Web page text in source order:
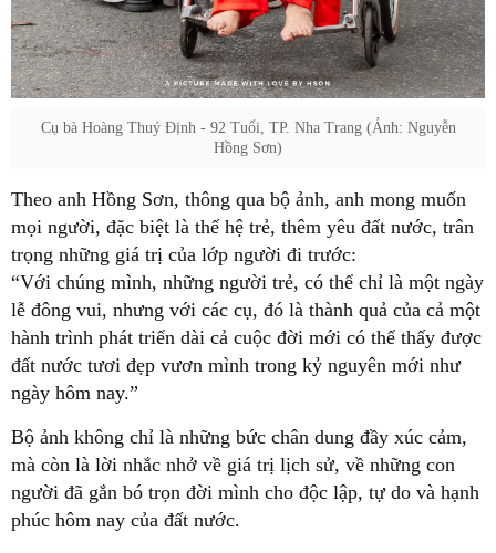
Cụ bà Hoàng Thuý Định - 92 Tuổi, TP. Nha Trang (Ảnh: Nguyễn
Hồng Sơn)
Theo anh Hồng Sơn, thông qua bộ ảnh, anh mong muốn
mọi người, đặc biệt là thế hệ trẻ, thêm yêu đất nước, trân
trọng những giá trị của lớp người đi trước:
“Với chúng mình, những người trẻ, có thể chỉ là một ngày
lễ đông vui, nhưng với các cụ, đó là thành quả của cả một
hành trình phát triển dài cả cuộc đời mới có thể thấy được
đất nước tươi đẹp vươn mình trong kỷ nguyên mới như
ngày hôm nay.”
Bộ ảnh không chỉ là những bức chân dung đầy xúc cảm,
mà còn là lời nhắc nhở về giá trị lịch sử, về những con
người đã gắn bó trọn đời mình cho độc lập, tự do và hạnh
phúc hôm nay của đất nước.